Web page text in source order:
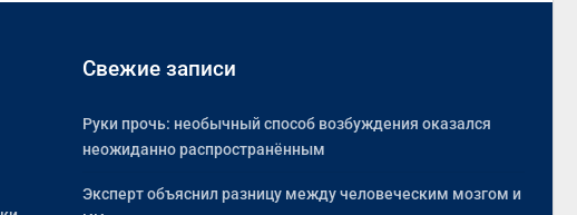
Свежие записи
Руки прочь: необычный способ возбуждения оказался
неожиданно распространённым
Эксперт объяснил разницу между человеческим мозгом и